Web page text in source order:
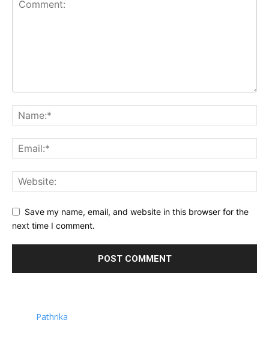
Save my name, email, and website in this browser for the
next time I comment.
Pathrika